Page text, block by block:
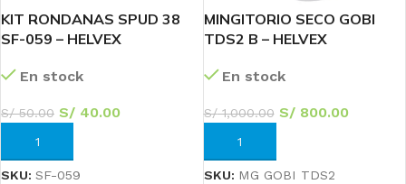
KIT RONDANAS SPUD 38
SF-059 – HELVEX
En stock
S/50.00 S/ 40.00
AÑADIR AL CARRITO
SKU: SF-059
MINGITORIO SECO GOBI
TDS2 B – HELVEX
En stock
S/1,000.00 S/800.00
AÑADIR AL CARRITO
SKU: MG GOBI TDS2